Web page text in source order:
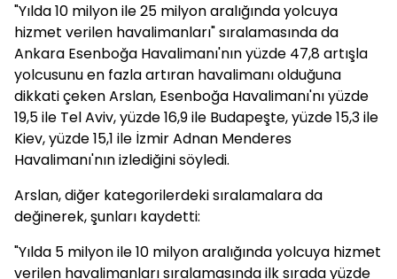
"Yılda 10 milyon ile 25 milyon aralığında yolcuya
hizmet verilen havalimanları" sıralamasında da
Ankara Esenboğa Havalimanı'nın yüzde 47,8 artışla
yolcusunu en fazla artıran havalimanı olduğuna
dikkati çeken Arslan, Esenboğa Havalimanı'nı yüzde
19,5 ile Tel Aviv, yüzde 16,9 ile Budapeşte, yüzde 15,3 ile
Kiev, yüzde 15,1 ile İzmir Adnan Menderes
Havalimanı'nın izlediğini söyledi.
Arslan, diğer kategorilerdeki sıralamalara da
değinerek, şunları kaydetti:
"Yılda 5 milyon ile 10 milyon aralığında yolcuya hizmet
verilen havalimanları sıralamasında ilk sırada yüzde